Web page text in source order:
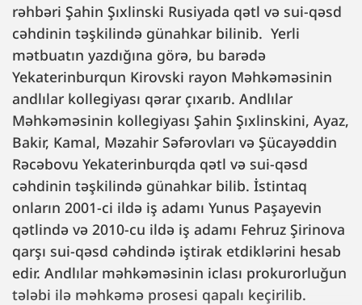
rəhbəri Şahin Şıxlinski Rusiyada qətl və sui-qəsd
cəhdinin təşkilində günahkar bilinib. Yerli
mətbuatın yazdığına görə, bu barədə
Yekaterinburqun Kirovski rayon Məhkəməsinin
andlılar kollegiyası qərar çıxarıb. Andlılar
Məhkəməsinin kollegiyası Şahin Şıxlinskini, Ayaz,
Bakir, Kamal, Məzahir Səfərovları və Şücayəddin
Rəcəbovu Yekaterinburqda qətl və sui-qəsd
cəhdinin təşkilində günahkar bilib. İstintaq
onların 2001-ci ildə iş adamı Yunus Paşayevin
qətlində və 2010-cu ildə iş adamı Fehruz Şirinova
qarşı sui-qəsd cəhdində iştirak etdiklərini hesab
edir. Andlılar məhkəməsinin iclası prokurorluğun
tələbi ilə məhkəmə prosesi qapalı keçirilib.